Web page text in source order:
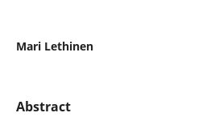
Mari Lethinen
Abstract